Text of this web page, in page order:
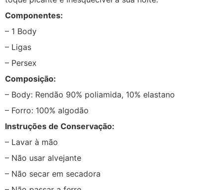
Componentes:
– 1 Body
– Ligas
– Persex
Composição:
– Body: Rendão 90% poliamida, 10% elastano
– Forro: 100% algodão
Instruções de Conservação:
– Lavar à mão
– Não usar alvejante
– Não secar em secadora